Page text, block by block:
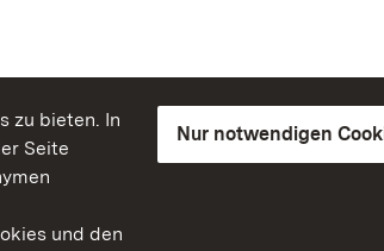
zu bieten. In
Seite
und den
Nur notwendigen